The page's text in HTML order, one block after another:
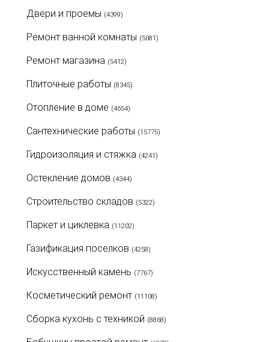
Двери и проемы (4399)
Ремонт ванной комнаты (5081)
Ремонт магазина (5412)
Плиточные работы (8345)
Отопление в доме (4654)
Сантехнические работы (15775)
Гидроизоляция и стяжка (4241)
Остекление домов (4344)
Строительство складов (5322)
Паркет и циклевка (11202)
Газификация поселков (4258)
Искусственный камень (7767)
Косметический ремонт (11108)
Сборка кухонь с техникой (8868)